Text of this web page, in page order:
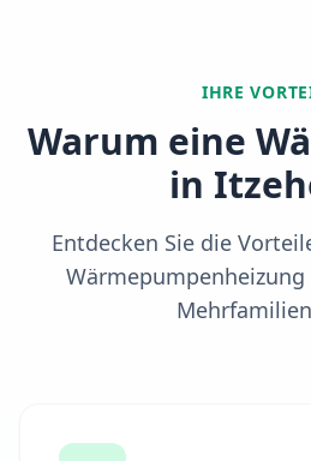
IHRE
Warum eine
in
Entdecken Sie die